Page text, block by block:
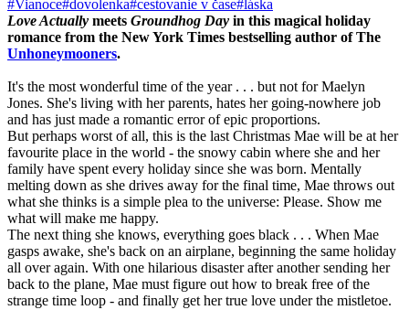
#Vianoce#dovolenka#cestovanie v čase#láska
Love Actually meets Groundhog Day in this magical holiday
romance from the New York Times bestselling author of The
Unhoneymooners.
It's the most wonderful time of the year . . . but not for Maelyn
Jones. She's living with her parents, hates her going-nowhere job
and has just made a romantic error of epic proportions.
But perhaps worst of all, this is the last Christmas Mae will be at her
favourite place in the world - the snowy cabin where she and her
family have spent every holiday since she was born. Mentally
melting down as she drives away for the final time, Mae throws out
what she thinks is a simple plea to the universe: Please. Show me
what will make me happy.
The next thing she knows, everything goes black . . . When Mae
gasps awake, she's back on an airplane, beginning the same holiday
all over again. With one hilarious disaster after another sending her
back to the plane, Mae must figure out how to break free of the
strange time loop - and finally get her true love under the mistletoe.